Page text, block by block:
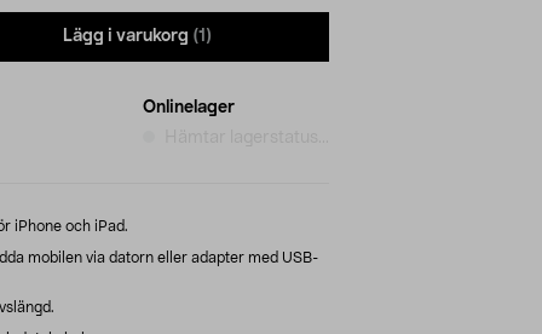
Lägg i varukorg (1)
Onlinelager
iPhone och iPad.
mobilen via datorn eller adapter med USB-